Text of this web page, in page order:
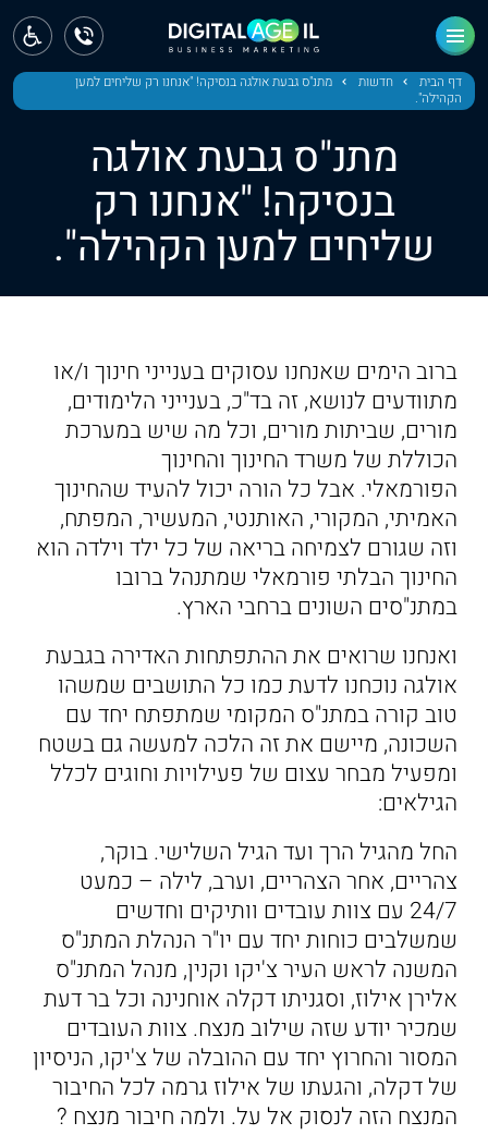
דף הבית חדשות
מתנ"ס גבעת אולגה בנסיקה! "אנחנו רק שליחים למען
הקהילה".
מתנ"ס גבעת אולגה
בנסיקה! "אנחנו רק
שליחים למען הקהילה".
ברוב הימים שאנחנו עסוקים בענייני חינוך ו/או
מתוודעים לנושא, זה בד"כ, בענייני הלימודים,
מורים, שביתות מורים, וכל מה שיש במערכת
הכוללת של משרד החינוך והחינוך
הפורמאלי. אבל כל הורה יכול להעיד שהחינוך
האמיתי, המקורי, האותנטי, המעשיר, המפתח,
וזה שגורם לצמיחה בריאה של כל ילד וילדה הוא
החינוך הבלתי פורמאלי שמתנהל ברובו
במתנ"סים השונים ברחבי הארץ.
ואנחנו שרואים את ההתפתחות האדירה בגבעת
אולגה נוכחנו לדעת כמו כל התושבים שמשהו
טוב קורה במתנ"ס המקומי שמתפתח יחד עם
השכונה, מיישם את זה הלכה למעשה גם בשטח
ומפעיל מבחר עצום של פעילויות וחוגים לכלל
הגילאים:
החל מהגיל הרך ועד הגיל השלישי. בוקר,
צהריים, אחר הצהריים, וערב, לילה – כמעט
24/7 עם צוות עובדים וותיקים וחדשים
שמשלבים כוחות יחד עם יו"ר הנהלת המתנ"ס
המשנה לראש העיר צ'יקו וקנין, מנהל המתנ"ס
אלירן אילוז, וסגניתו דקלה אוחנינה וכל בר דעת
שמכיר יודע שזה שילוב מנצח. צוות העובדים
המסור והחרוץ יחד עם ההובלה של צ'יקו, הניסיון
של דקלה, והגעתו של אילוז גרמה לכל החיבור
המנצח הזה לנסוק אל על. ולמה חיבור מנצח ?
ראשי
חדשות
מחוז חיפה
מחוז מרכז
תל אביב